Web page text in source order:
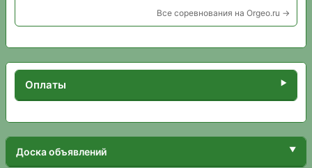
Все соревнования на Orgeo.ru →
Оплаты
Доска объявлений